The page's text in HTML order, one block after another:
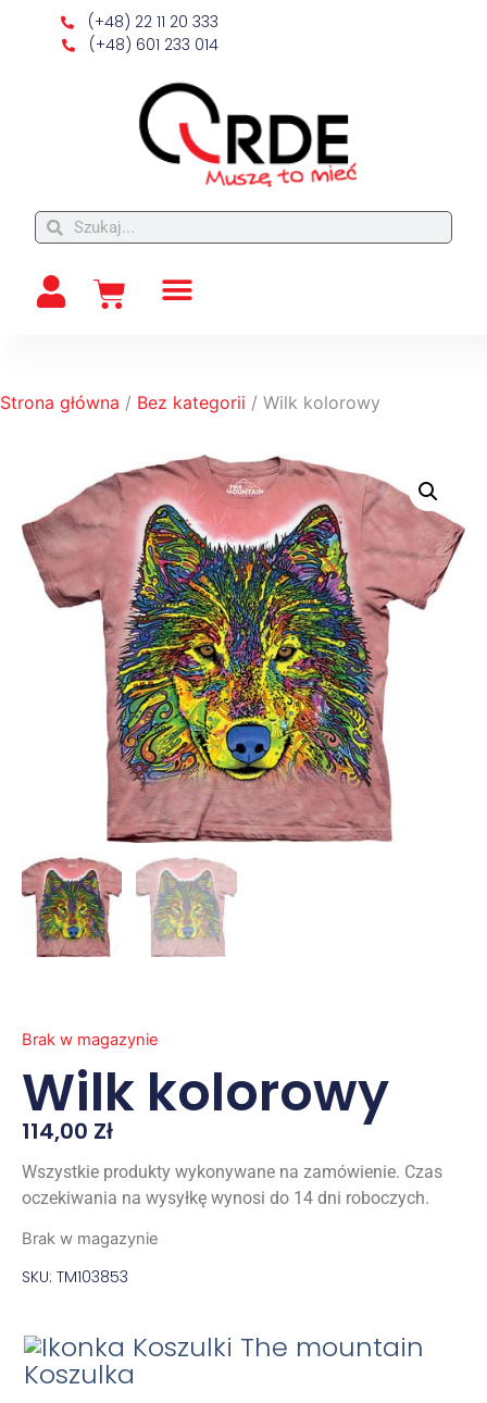
(+48) 22 11 20 333
(+48) 601 233 014
Strona główna / Bez kategorii / Wilk kolorowy
Brak w magazynie
Wilk kolorowy
114,00 Zł
Wszystkie produkty wykonywane na zamówienie. Czas
oczekiwania na wysyłkę wynosi do 14 dni roboczych.
Brak w magazynie
SKU: TM103853
Koszulka